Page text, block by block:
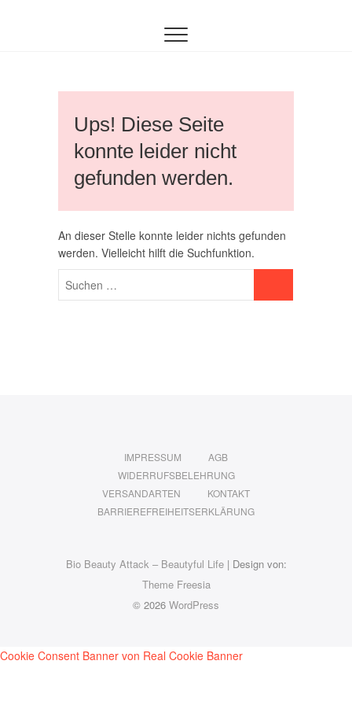
Ups! Diese Seite
konnte leider nicht
gefunden werden.
An dieser Stelle konnte leider nichts gefunden
werden. Vielleicht hilft die Suchfunktion.
IMPRESSUM
AGB
WIDERRUFSBELEHRUNG
VERSANDARTEN
KONTAKT
BARRIEREFREIHEITSERKLÄRUNG
Bio Beauty Attack – Beautyful Life| Design von:
Theme Freesia
© 2026 WordPress
Cookie Consent Banner von Real Cookie Banner